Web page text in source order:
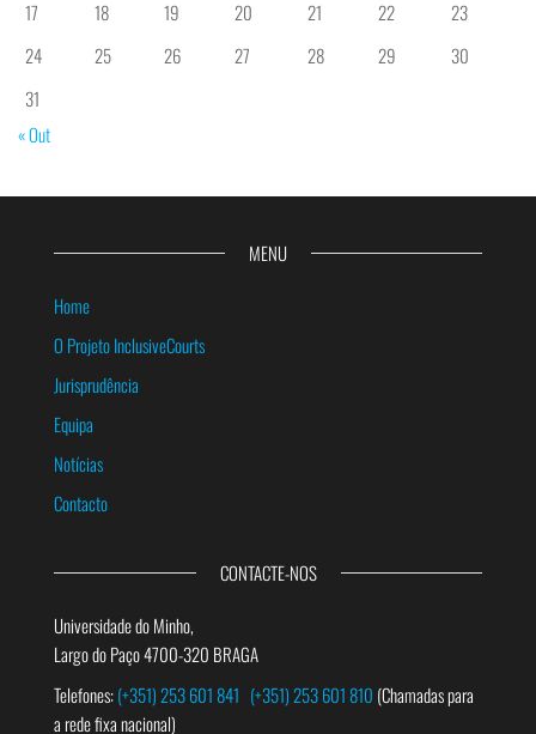
17
18 19 20 21 22
23
24
25 26 27 28 29
30
31
« Out
MENU
Home
O Projeto InclusiveCourts
Jurisprudência
Equipa
Notícias
Contacto
CONTACTE-NOS
Universidade do Minho,
Largo do Paço 4700-320 BRAGA
Telefones:(+351) 253 601 841 (+351) 253 601 810 (Chamadas para
a rede fixa nacional)